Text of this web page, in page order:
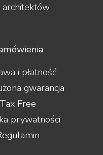
architektów
i płatność
gwarancja
Tax Free
prywatności